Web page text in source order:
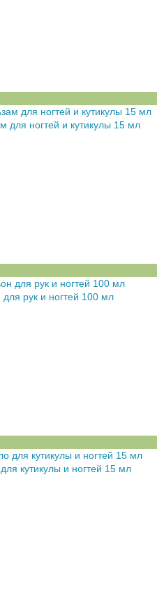
для ногтей и кутикулы 15 мл
рук и ногтей 100 мл
кутикулы и ногтей 15 мл